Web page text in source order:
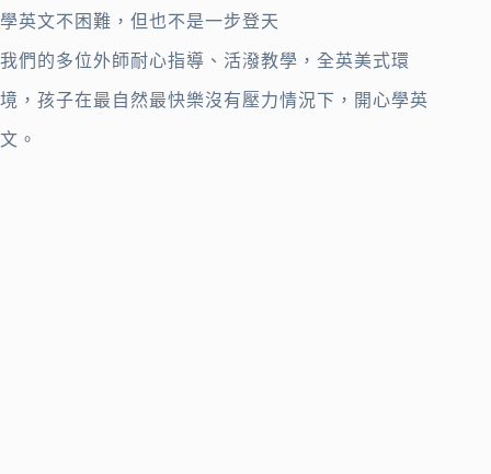
學英文不困難，但也不是一步登天
我們的多位外師耐心指導、活潑教學，全英美式環
境，孩子在最自然最快樂沒有壓力情況下，開心學英
文。